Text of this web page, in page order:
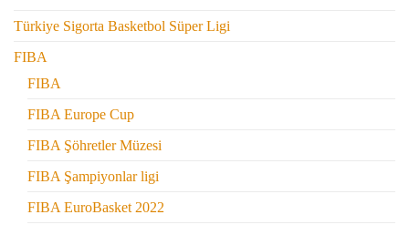
Türkiye Sigorta Basketbol Süper Ligi
FIBA
FIBA
FIBA Europe Cup
FIBA Şöhretler Müzesi
FIBA Şampiyonlar ligi
FIBA EuroBasket 2022